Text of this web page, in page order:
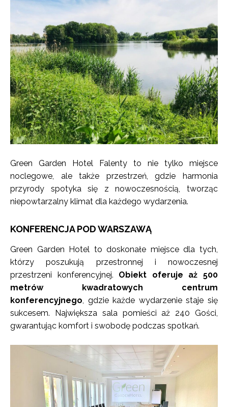
Green Garden Hotel Falenty to nie tylko miejsce
noclegowe, ale także przestrzeń, gdzie harmonia
przyrody spotyka się z nowoczesnością, tworząc
niepowtarzalny klimat dla każdego wydarzenia.
KONFERENCJA POD WARSZAWĄ
Green Garden Hotel to doskonałe miejsce dla tych,
którzy poszukują przestronnej i nowoczesnej
przestrzeni konferencyjnej. Obiekt oferuje aż 500
metrów kwadratowych centrum
konferencyjnego , gdzie każde wydarzenie staje się
sukcesem. Największa sala pomieści aż 240 Gości,
gwarantując komfort i swobodę podczas spotkań.